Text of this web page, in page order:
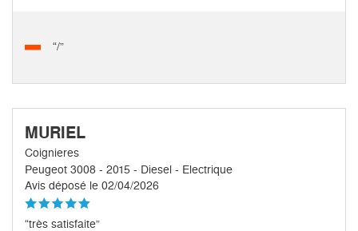
“/”
MURIEL
Coignieres
Peugeot 3008 - 2015 - Diesel - Electrique
Avis déposé le 02/04/2026
“très satisfaite”